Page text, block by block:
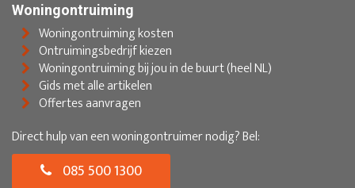
Woningontruiming
Woningontruiming kosten
Ontruimingsbedrijf kiezen
Woningontruiming bij jou in de buurt (heel NL)
Gids met alle artikelen
Offertes aanvragen
Direct hulp van een woningontruimer nodig? Bel:
085 500 1300